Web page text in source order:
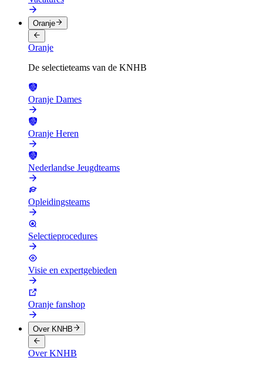
Oranje
Oranje
De selectieteams van de KNHB
Oranje Dames
Oranje Heren
Nederlandse Jeugdteams
Opleidingsteams
Selectieprocedures
Visie en expertgebieden
Oranje fanshop
Over KNHB
Over KNHB